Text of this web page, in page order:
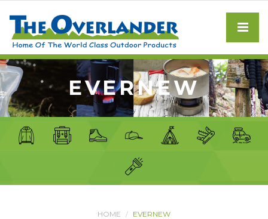
EVERNEW
HOME EVERNEW